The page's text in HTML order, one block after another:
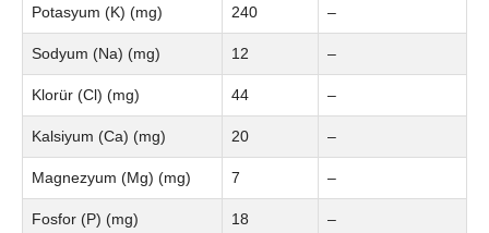
Potasyum (K) (mg) 240 –
Sodyum (Na) (mg) 12 –
Klorür (Cl) (mg) 44 –
Kalsiyum (Ca) (mg) 20 –
Magnezyum (Mg) (mg) 7 –
Fosfor (P) (mg) 18 –